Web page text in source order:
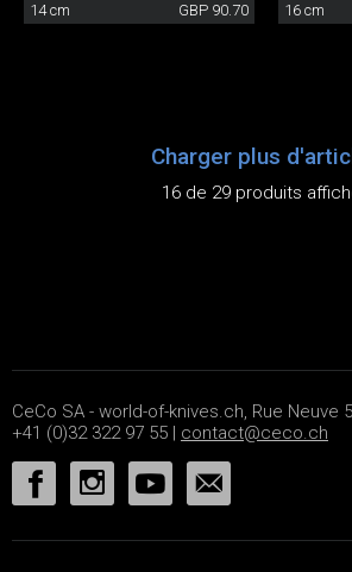
14 cm GBP 90.70 16 cm
Charger plus
16 de 29 produits
CeCo SA - world-of-knives.ch, Rue Neuve
+41 (0)32 322 97 55 | contact@ceco.ch